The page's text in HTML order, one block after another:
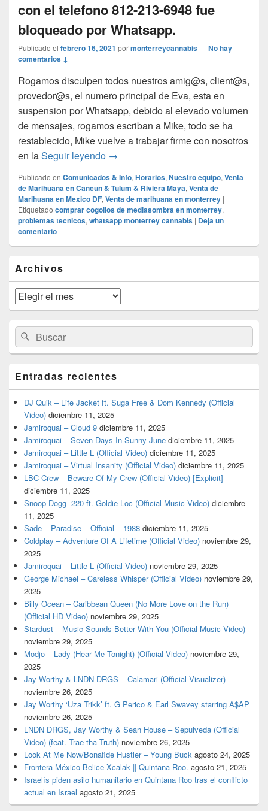
con el telefono 812-213-6948 fue
bloqueado por Whatsapp.
Publicado el febrero 16, 2021 pormonterreycannabis—No hay
comentarios ↓
Rogamos disculpen todos nuestros amig@s, client@s,
provedor@s, el numero principal de Eva, esta en
suspension por Whatsapp, debido al elevado volumen
de mensajes, rogamos escriban a Mike, todo se ha
restablecido, Mike vuelve a trabajar firme con nosotros
en laSeguir leyendo Comunicado importante. Problemas
→
Publicado en Comunicados & Info, Horarios, Nuestro equipo, Venta
de Marihuana en Cancun & Tulum & Riviera Maya, Venta de
Marihuana en Mexico DF, Venta de marihuana en monterrey |
Etiquetado comprar cogollos de mediasombra en monterrey,
problemas tecnicos, whatsapp monterrey cannabis | Deja un
comentario
área
de
widget
barra
lateral
primaria
Archivos
Archivos
Buscar
por:
Buscar
Entradas recientes
DJ Quik – Life Jacket ft. Suga Free & Dom Kennedy (Official
Video) diciembre 11, 2025
Jamiroquai – Cloud 9 diciembre 11, 2025
Jamiroquai – Seven Days In Sunny June diciembre 11, 2025
Jamiroquai – Little L (Official Video) diciembre 11, 2025
Jamiroquai – Virtual Insanity (Official Video) diciembre 11, 2025
LBC Crew – Beware Of My Crew (Official Video) [Explicit]
diciembre 11, 2025
Snoop Dogg- 220 ft. Goldie Loc (Official Music Video) diciembre
11, 2025
Sade – Paradise – Official – 1988 diciembre 11, 2025
Coldplay – Adventure Of A Lifetime (Official Video) noviembre 29,
2025
Jamiroquai – Little L (Official Video) noviembre 29, 2025
George Michael – Careless Whisper (Official Video) noviembre 29,
2025
Billy Ocean – Caribbean Queen (No More Love on the Run)
(Official HD Video) noviembre 29, 2025
Stardust – Music Sounds Better With You (Official Music Video)
noviembre 29, 2025
Modjo – Lady (Hear Me Tonight) (Official Video) noviembre 29,
2025
Jay Worthy & LNDN DRGS – Calamari (Official Visualizer)
noviembre 26, 2025
Jay Worthy ‘Uza Trikk’ ft. G Perico & Earl Swavey starring A$AP
noviembre 26, 2025
LNDN DRGS, Jay Worthy & Sean House – Sepulveda (Official
Video) (feat. Trae tha Truth) noviembre 26, 2025
Look At Me Now/Bonafide Hustler – Young Buck agosto 24, 2025
Frontera México Belice Xcalak || Quintana Roo. agosto 21, 2025
Israelís piden asilo humanitario en Quintana Roo tras el conflicto
actual en Israel agosto 21, 2025